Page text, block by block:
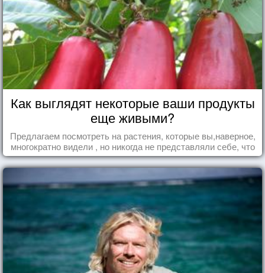
Как выглядят некоторые ваши продукты
еще живыми?
Предлагаем посмотреть на растения, которые вы,наверное,
многократно видели , но никогда не представляли себе, что
употребляете их в пищу.